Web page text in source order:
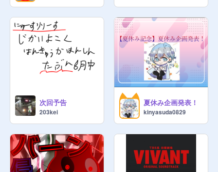
次回予告
203kei
夏休み企画発表！
kinyasuda0829